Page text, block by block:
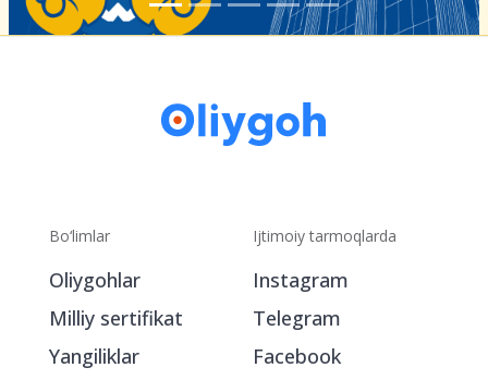
Bo‘limlar
Oliygohlar
Milliy sertifikat
Yangiliklar
Ijtimoiy tarmoqlarda
Instagram
Telegram
Facebook